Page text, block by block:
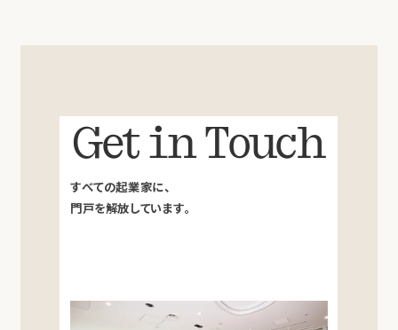
Get in Touch
すべての起業家に、
門戸を解放しています。